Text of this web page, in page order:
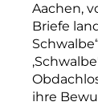
Aachen,
Briefe
ihre